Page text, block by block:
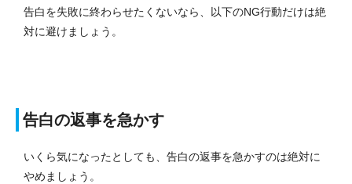
告白を失敗に終わらせたくないなら、以下のNG行動だけは絶
対に避けましょう。
告白の返事を急かす
いくら気になったとしても、告白の返事を急かすのは絶対に
やめましょう。